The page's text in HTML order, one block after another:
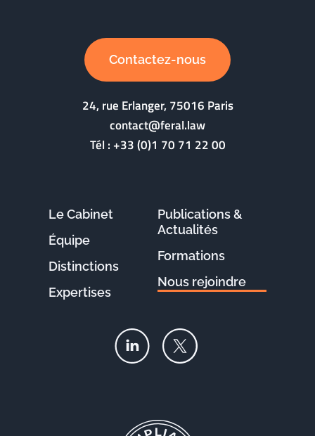
Contactez-nous
24, rue Erlanger, 75016 Paris
contact@feral.law
Tél :+33 (0)1 70 71 22 00
Le Cabinet
Équipe
Distinctions
Expertises
Publications &
Actualités
Formations
Nous rejoindre